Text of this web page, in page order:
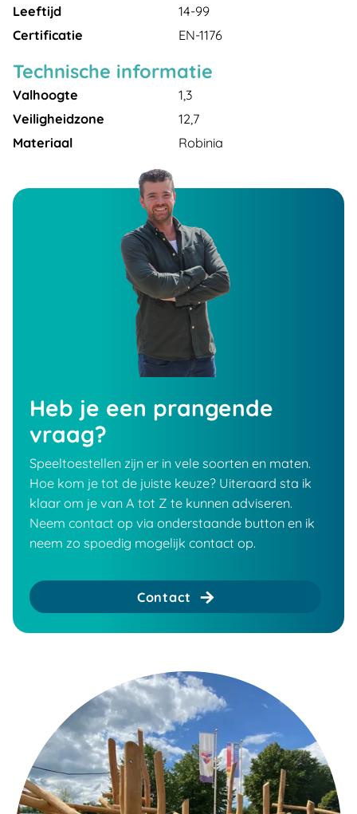
Leeftijd
14-99
Certificatie
EN-1176
Technische informatie
Valhoogte
1,3
Veiligheidzone
12,7
Materiaal
Robinia
Heb je een prangende
vraag?
Speeltoestellen zijn er in vele soorten en maten.
Hoe kom je tot de juiste keuze? Uiteraard sta ik
klaar om je van A tot Z te kunnen adviseren.
Neem contact op via onderstaande button en ik
neem zo spoedig mogelijk contact op.
Contact